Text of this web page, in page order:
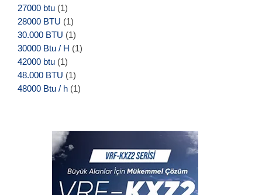
27000 btu (1)
28000 BTU (1)
30.000 BTU (1)
30000 Btu / H (1)
42000 btu (1)
48.000 BTU (1)
48000 Btu / h (1)